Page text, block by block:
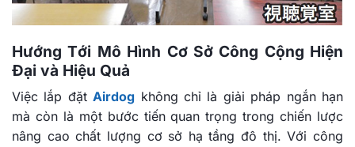
Hướng Tới Mô Hình Cơ Sở Công Cộng Hiện
Đại và Hiệu Quả
Việc lắp đặtAirdog không chỉ là giải pháp ngắn hạn
mà còn là một bước tiến quan trọng trong chiến lược
nâng cao chất lượng cơ sở hạ tầng đô thị. Với công